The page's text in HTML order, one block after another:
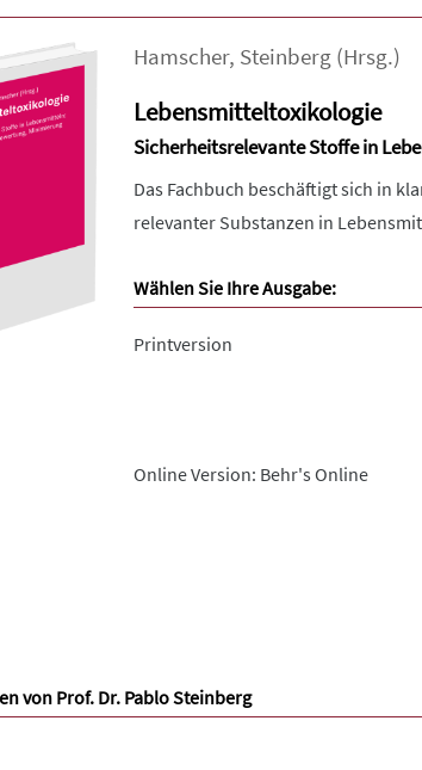
Hamscher, Steinberg (Hrsg.)
Lebensmitteltoxikologie
Sicherheitsrelevante Stoffe in
Das Fachbuch beschäftigt sich in
relevanter Substanzen in
Wählen Sie Ihre Ausgabe:
Printversion
Online Version: Behr's Online
von Prof. Dr. Pablo Steinberg